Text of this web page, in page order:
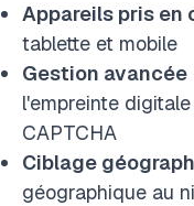
Appareils pris en
tablette et mobile
Gestion avancée
l'empreinte
CAPTCHA
Ciblage
géographique au